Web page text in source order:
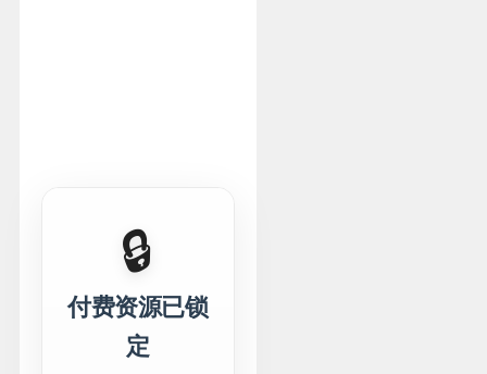
🔒
付费资源已锁
定